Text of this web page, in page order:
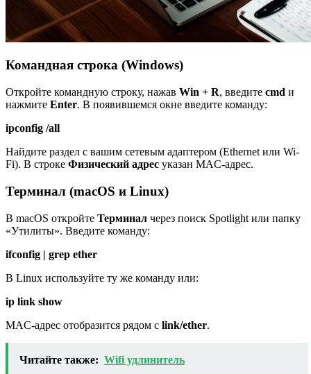
Командная строка (Windows)
Откройте командную строку, нажав Win + R, введите cmd и
нажмите Enter. В появившемся окне введите команду:
ipconfig /all
Найдите раздел с вашим сетевым адаптером (Ethernet или Wi-
Fi). В строке Физический адрес указан MAC-адрес.
Терминал (macOS и Linux)
В macOS откройте Терминал через поиск Spotlight или папку
«Утилиты». Введите команду:
ifconfig | grep ether
В Linux используйте ту же команду или:
ip link show
MAC-адрес отобразится рядом с link/ether.
Читайте также: Wifi удлинитель